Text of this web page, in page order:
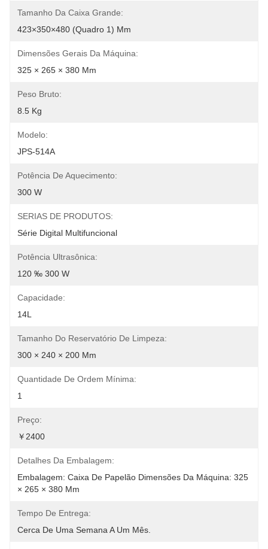
Tamanho Da Caixa Grande:
423×350×480 (quadro 1) Mm
Dimensões Gerais Da Máquina:
325 × 265 × 380 Mm
Peso Bruto:
8.5 Kg
Modelo:
JPS-514A
Potência De Aquecimento:
300 W
SERIAS DE PRODUTOS:
Série Digital Multifuncional
Potência Ultrasônica:
120 ‰ 300 W
Capacidade:
14L
Tamanho Do Reservatório De Limpeza:
300 × 240 × 200 Mm
Quantidade De Ordem Mínima:
1
Preço:
￥2400
Detalhes Da Embalagem:
Embalagem: Caixa De Papelão Dimensões Da Máquina: 325
× 265 × 380 Mm
Tempo De Entrega:
Cerca De Uma Semana A Um Mês.